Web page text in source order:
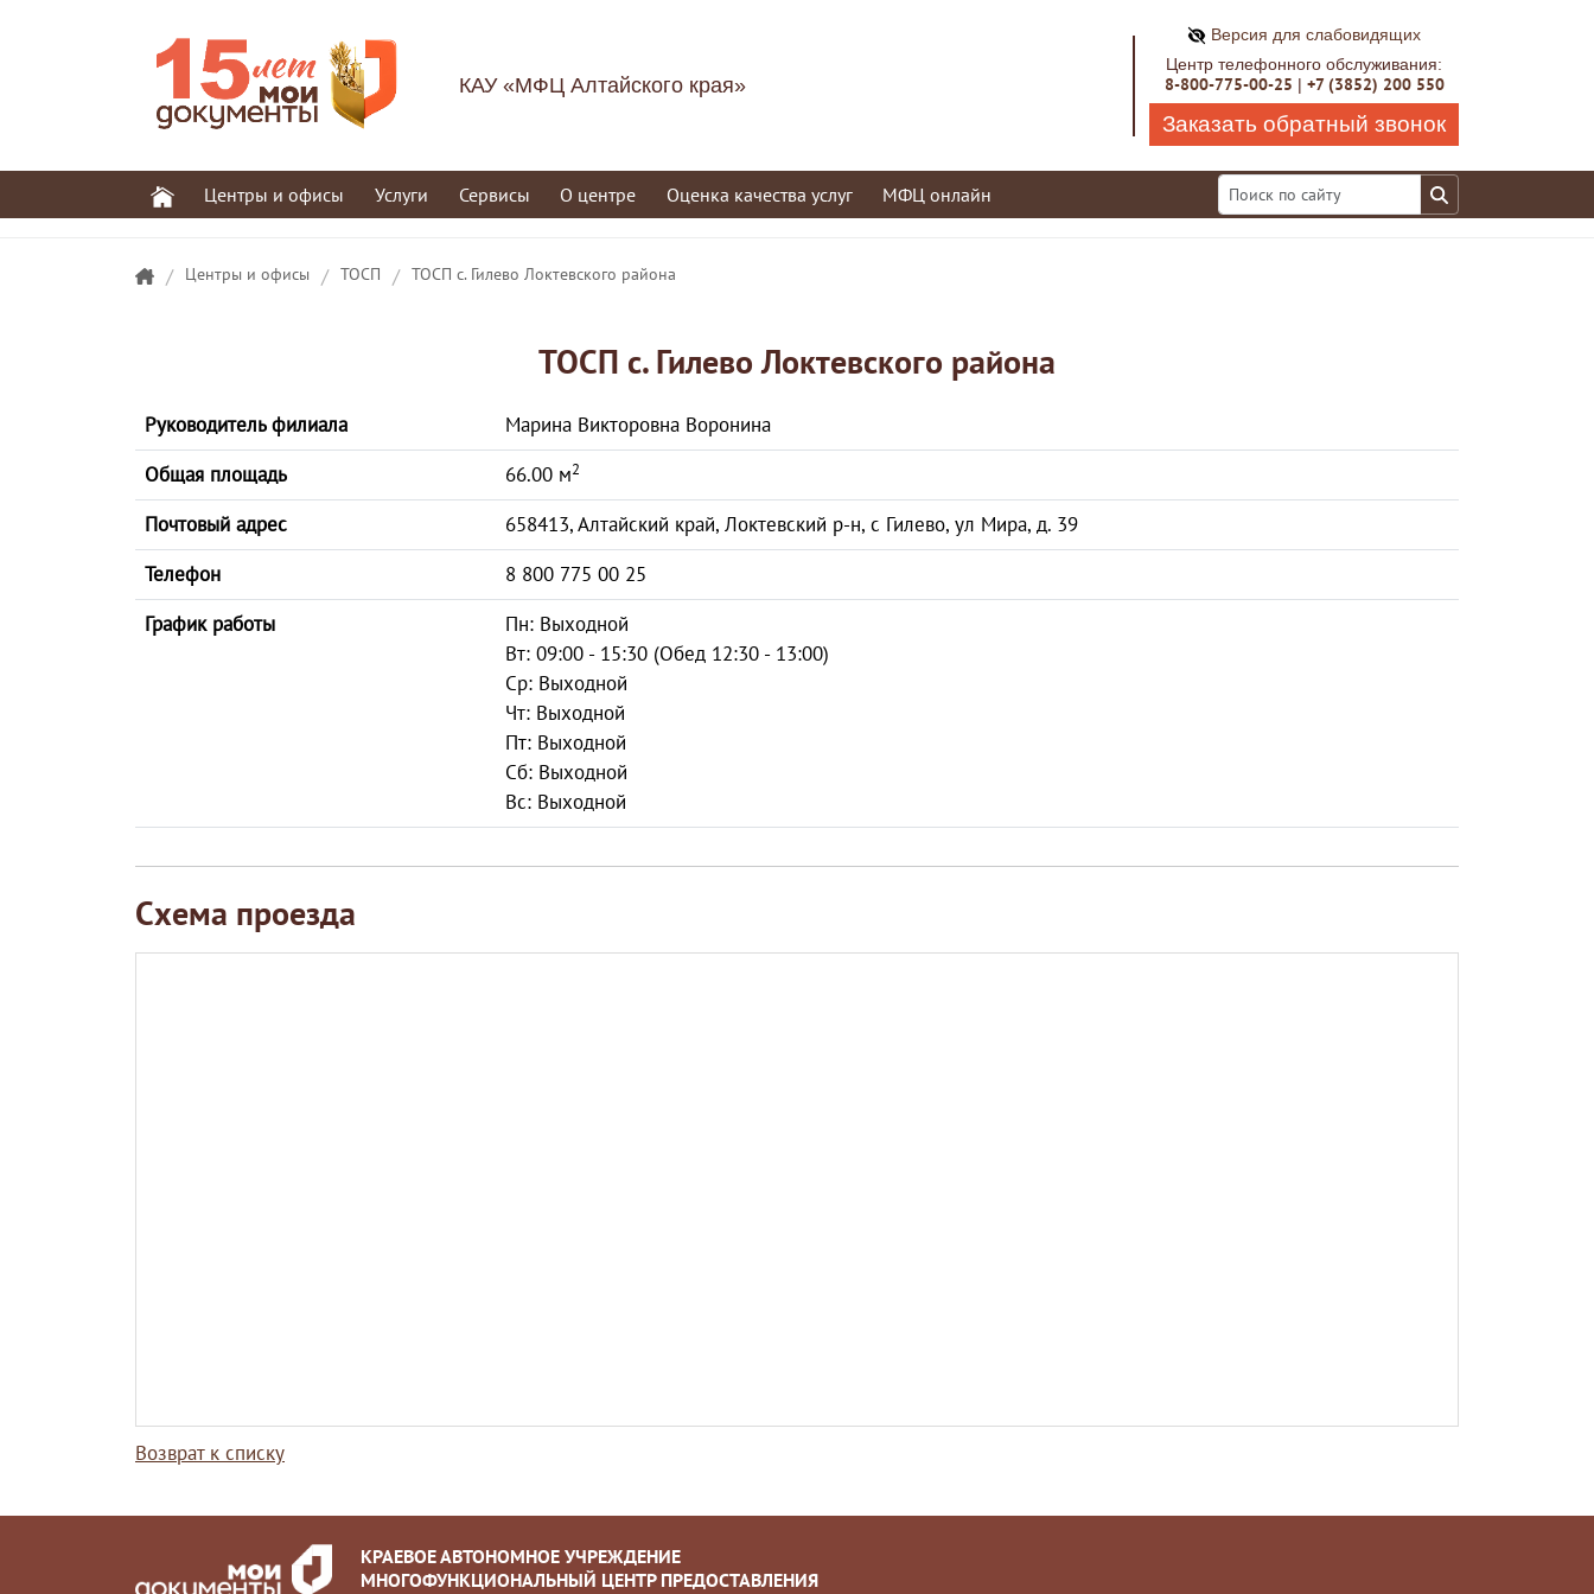
КАУ «МФЦ Алтайского края»
Версия для слабовидящих
Центр телефонного обслуживания:
8-800-775-00-25 | +7 (3852) 200 550
Заказать обратный звонок
Центры и офисы Услуги Сервисы О центре Оценка качества услуг МФЦ онлайн
/ Центры и офисы / ТОСП / ТОСП с. Гилево Локтевского района
ТОСП с. Гилево Локтевского района
Руководитель филиала
Марина Викторовна Воронина
Общая площадь
66.00 м2
Почтовый адрес
658413, Алтайский край, Локтевский р-н, с Гилево, ул Мира, д. 39
Телефон
8 800 775 00 25
График работы
Пн: Выходной
Вт: 09:00 - 15:30 (Обед 12:30 - 13:00)
Ср: Выходной
Чт: Выходной
Пт: Выходной
Сб: Выходной
Вс: Выходной
Схема проезда
Возврат к списку
КРАЕВОЕ АВТОНОМНОЕ УЧРЕЖДЕНИЕ
МНОГОФУНКЦИОНАЛЬНЫЙ ЦЕНТР ПРЕДОСТАВЛЕНИЯ